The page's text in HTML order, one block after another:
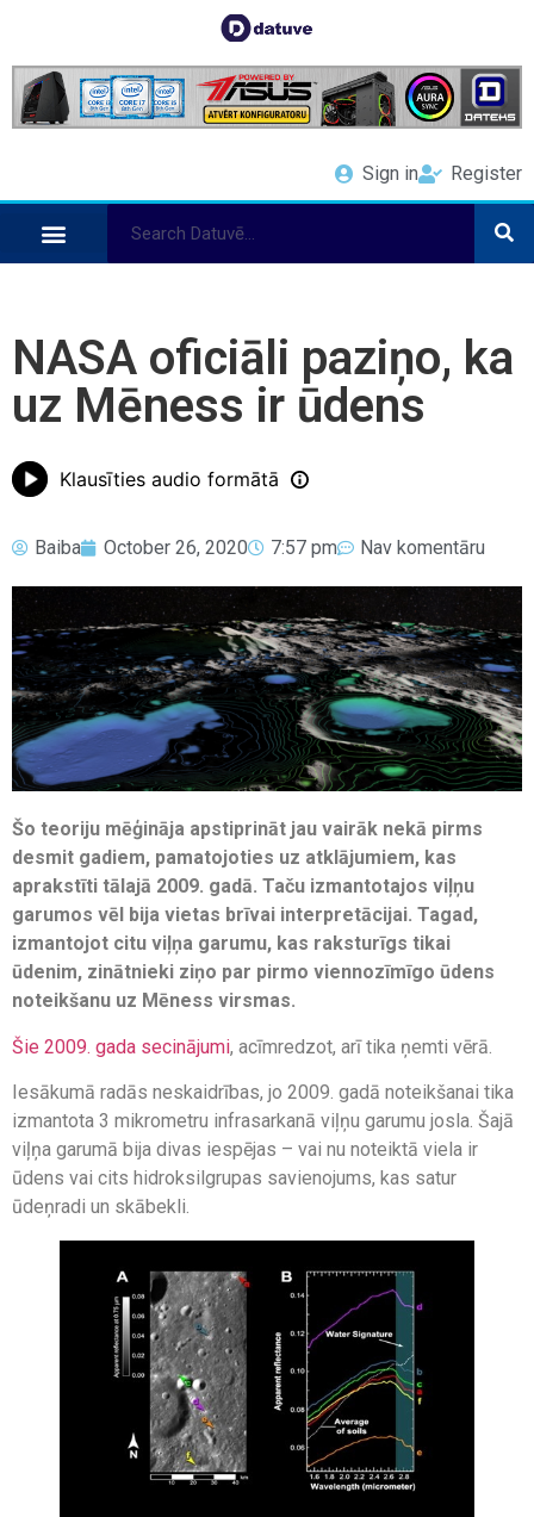
Sign in Register
NASA oficiāli paziņo, ka
uz Mēness ir ūdens
Klausīties audio formātā
Baiba October 26, 2020 7:57 pm Nav komentāru
Šo teoriju mēģināja apstiprināt jau vairāk nekā pirms
desmit gadiem, pamatojoties uz atklājumiem, kas
aprakstīti tālajā 2009. gadā. Taču izmantotajos viļņu
garumos vēl bija vietas brīvai interpretācijai. Tagad,
izmantojot citu viļņa garumu, kas raksturīgs tikai
ūdenim, zinātnieki ziņo par pirmo viennozīmīgo ūdens
noteikšanu uz Mēness virsmas.
Šie 2009. gada secinājumi, acīmredzot, arī tika ņemti vērā.
Iesākumā radās neskaidrības, jo 2009. gadā noteikšanai tika
izmantota 3 mikrometru infrasarkanā viļņu garumu josla. Šajā
viļņa garumā bija divas iespējas – vai nu noteiktā viela ir
ūdens vai cits hidroksilgrupas savienojums, kas satur
ūdeņradi un skābekli.